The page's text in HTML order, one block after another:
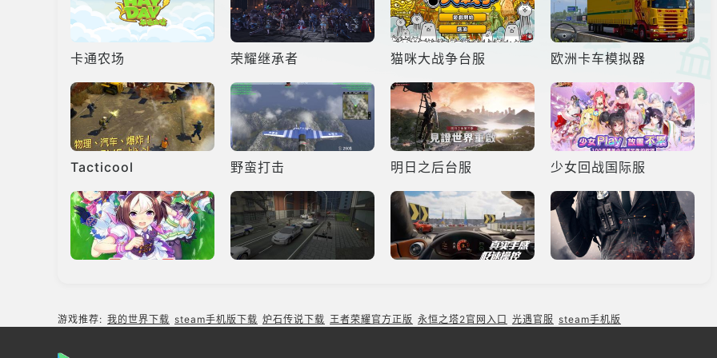
卡通农场 荣耀继承者 猫咪大战争台服 欧洲卡车模拟器
Tacticool 野蛮打击 明日之后台服 少女回战国际服
游戏推荐: 我的世界下载 steam手机版下载 炉石传说下载 王者荣耀官方正版 永恒之塔2官网入口 光遇官服 steam手机版